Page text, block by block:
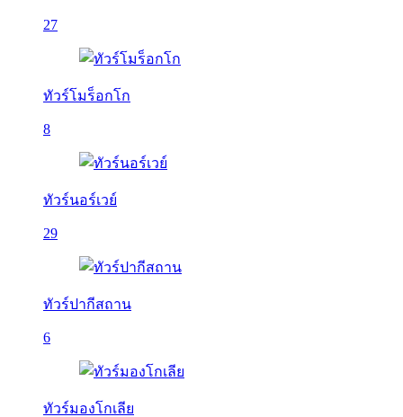
27
ทัวร์โมร็อกโก
8
ทัวร์นอร์เวย์
29
ทัวร์ปากีสถาน
6
ทัวร์มองโกเลีย